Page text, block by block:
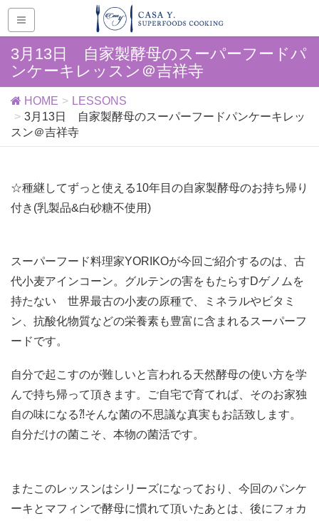
3月13日 自家製酵母のスーパーフードパ
ンケーキレッスン＠吉祥寺
HOME
LESSONS
3月13日 自家製酵母のスーパーフードパンケーキレッ
スン＠吉祥寺
☆種継してずっと使える10年目の自家製酵母のお持ち帰り
付き(乳製品&白砂糖不使用)
スーパーフード料理家YORIKOが今回ご紹介するのは、古
代小麦アインコーン。グルテンの害をもたらすDゲノムを
持たない 世界最古の小麦の原種で、ミネラルやビタミ
ン、抗酸化物質などの栄養素も豊富に含まれるスーパーフ
ードです。
自分で起こすのが難しいと言われる天然酵母の使い方を学
んで持ち帰って頂きます。ご自宅で育てれば、そのお家独
自の味になる⁈そんな菌の不思議な真実もお話致します。
自分だけの菌こそ、本物の菌活です。
またこのレッスンはシリーズになっており、今回のパンケ
ーキとマフィンで酵母に慣れて頂いたあとは、後にフォカ